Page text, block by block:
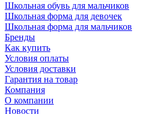
Школьная обувь для мальчиков
Школьная форма для девочек
Школьная форма для мальчиков
Бренды
Как купить
Условия оплаты
Условия доставки
Гарантия на товар
Компания
О компании
Новости